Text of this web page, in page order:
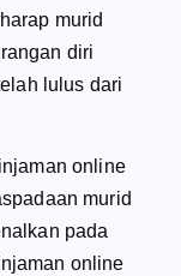
murid
diri
lulus dari
online
murid
pada
online